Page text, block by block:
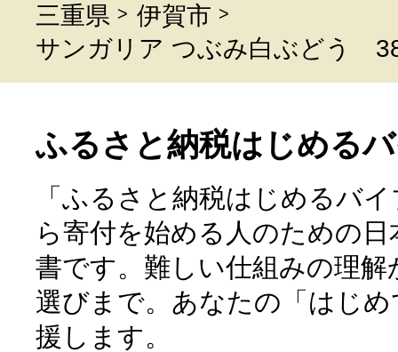
三重県
伊賀市
サンガリア つぶみ白ぶどう
ふるさと納税はじめる
「ふるさと納税はじめるバ
ら寄付を始める人のための
書です。難しい仕組みの理
選びまで。あなたの「はじ
援します。